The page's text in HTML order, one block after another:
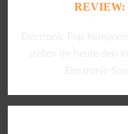
REVIEW:
Electronic Pop
stellen dir heute den
Electronic-